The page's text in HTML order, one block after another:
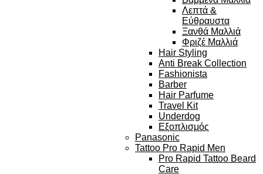
Λεπτά &
Εύθραυστα
Ξανθά Μαλλιά
Φριζέ Μαλλιά
Hair Styling
Anti Break Collection
Fashionista
Barber
Hair Parfume
Travel Kit
Underdog
Εξοπλισμός
Panasonic
Tattoo Pro Rapid Men
Pro Rapid Tattoo Beard
Care